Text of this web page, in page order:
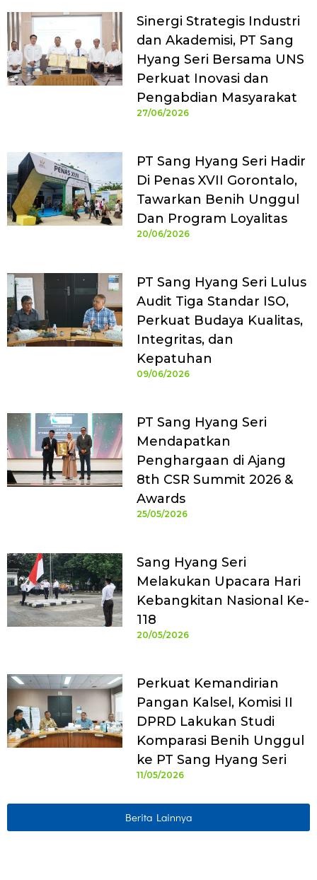
Sinergi Strategis Industri
dan Akademisi, PT Sang
Hyang Seri Bersama UNS
Perkuat Inovasi dan
Pengabdian Masyarakat
27/06/2026
PT Sang Hyang Seri Hadir
Di Penas XVII Gorontalo,
Tawarkan Benih Unggul
Dan Program Loyalitas
20/06/2026
PT Sang Hyang Seri Lulus
Audit Tiga Standar ISO,
Perkuat Budaya Kualitas,
Integritas, dan
Kepatuhan
09/06/2026
PT Sang Hyang Seri
Mendapatkan
Penghargaan di Ajang
8th CSR Summit 2026 &
Awards
25/05/2026
Sang Hyang Seri
Melakukan Upacara Hari
Kebangkitan Nasional Ke-
118
20/05/2026
Perkuat Kemandirian
Pangan Kalsel, Komisi II
DPRD Lakukan Studi
Komparasi Benih Unggul
ke PT Sang Hyang Seri
11/05/2026
Berita Lainnya